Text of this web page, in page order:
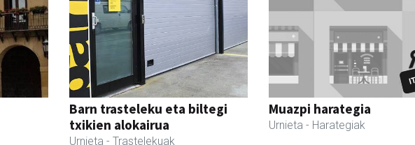
Barn trasteleku eta biltegi
txikien alokairua
Urnieta - Trastelekuak
Muazpi harategia
Urnieta - Harategiak